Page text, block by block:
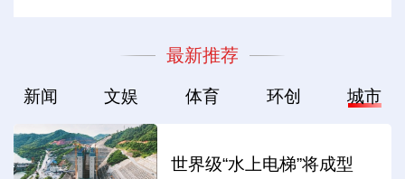
最新推荐
新闻 文娱 体育 环创 城市
世界级“水上电梯”将成型